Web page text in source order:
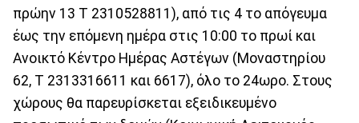
πρώην 13 Τ 2310528811), από τις 4 το απόγευμα
έως την επόμενη ημέρα στις 10:00 το πρωί και
Ανοικτό Κέντρο Ημέρας Αστέγων (Μοναστηρίου
62, Τ 2313316611 και 6617), όλο το 24ωρο. Στους
χώρους θα παρευρίσκεται εξειδικευμένο